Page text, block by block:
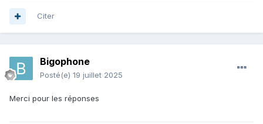
Citer
Bigophone
Posté(e) 19 juillet 2025
Merci pour les réponses